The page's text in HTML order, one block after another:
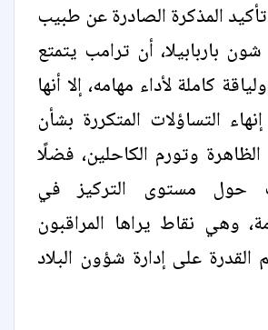
المذكرة الصادرة عن طبيب
باربابيلا، أن ترامب يتمتع
كاملة لأداء مهامه، إلا أنها
التساؤلات المتكررة بشأن
وتورم الكاحلين، فضلًا
حول مستوى التركيز في
وهي نقاط يراها المراقبون
القدرة على إدارة شؤون البلاد